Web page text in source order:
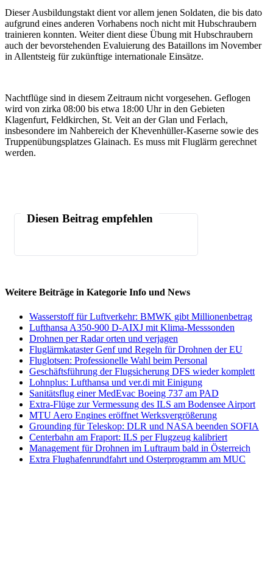
Dieser Ausbildungstakt dient vor allem jenen Soldaten, die bis dato
aufgrund eines anderen Vorhabens noch nicht mit Hubschraubern
trainieren konnten. Weiter dient diese Übung mit Hubschraubern
auch der bevorstehenden Evaluierung des Bataillons im November
in Allentsteig für zukünftige internationale Einsätze.
Nachtflüge sind in diesem Zeitraum nicht vorgesehen. Geflogen
wird von zirka 08:00 bis etwa 18:00 Uhr in den Gebieten
Klagenfurt, Feldkirchen, St. Veit an der Glan und Ferlach,
insbesondere im Nahbereich der Khevenhüller-Kaserne sowie des
Truppenübungsplatzes Glainach. Es muss mit Fluglärm gerechnet
werden.
Diesen Beitrag empfehlen
Weitere Beiträge in Kategorie Info und News
Wasserstoff für Luftverkehr: BMWK gibt Millionenbetrag
Lufthansa A350-900 D-AIXJ mit Klima-Messsonden
Drohnen per Radar orten und verjagen
Fluglärmkataster Genf und Regeln für Drohnen der EU
Fluglotsen: Professionelle Wahl beim Personal
Geschäftsführung der Flugsicherung DFS wieder komplett
Lohnplus: Lufthansa und ver.di mit Einigung
Sanitätsflug einer MedEvac Boeing 737 am PAD
Extra-Flüge zur Vermessung des ILS am Bodensee Airport
MTU Aero Engines eröffnet Werksvergrößerung
Grounding für Teleskop: DLR und NASA beenden SOFIA
Centerbahn am Fraport: ILS per Flugzeug kalibriert
Management für Drohnen im Luftraum bald in Österreich
Extra Flughafenrundfahrt und Osterprogramm am MUC